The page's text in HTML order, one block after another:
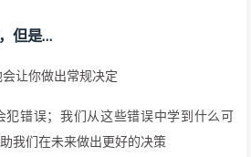
但是…
让你做出常规决定
错误；我们从这些错误中学到什么可
我们在未来做出更好的决策